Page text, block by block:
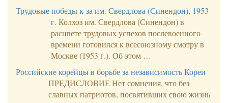
Трудовые победы к-за им. Свердлова (Синендон), 1953
г. Колхоз им. Свердлова (Синендон) в
расцвете трудовых успехов послевоенного
времени готовился к всесоюзному смотру в
Москве (1953 г.). Об этом …
Российские корейцы в борьбе за независимость Кореи
ПРЕДИСЛОВИЕ Нет сомнения, что без
славных патриотов, посвятивших свою жизнь